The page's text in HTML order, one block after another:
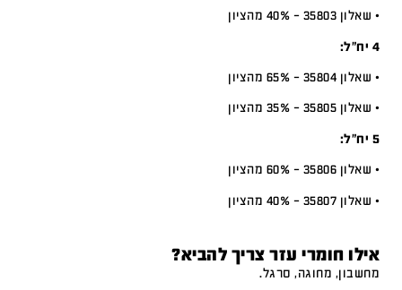
• שאלון 35803 – 40% מהציון
4 יח”ל:
• שאלון 35804 – 65% מהציון
• שאלון 35805 – 35% מהציון
5 יח”ל:
• שאלון 35806 – 60% מהציון
• שאלון 35807 – 40% מהציון
אילו חומרי עזר צריך להביא?
מחשבון, מחוגה, סרגל.